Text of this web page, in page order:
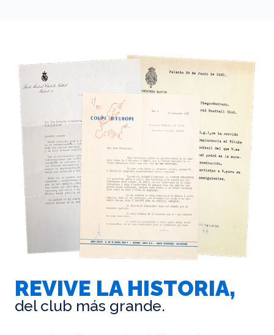
REVIVE LA HISTORIA,
del club más grande.